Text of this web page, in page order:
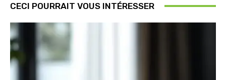
CECI POURRAIT VOUS INTÉRESSER